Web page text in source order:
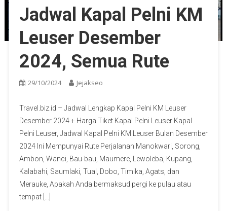
Jadwal Kapal Pelni KM
Leuser Desember
2024, Semua Rute
29/10/2024 Jejakseo
Travel.biz.id – Jadwal Lengkap Kapal Pelni KM Leuser
Desember 2024 + Harga Tiket Kapal Pelni Leuser Kapal
Pelni Leuser, Jadwal Kapal Pelni KM Leuser Bulan Desember
2024 Ini Mempunyai Rute Perjalanan Manokwari, Sorong,
Ambon, Wanci, Bau-bau, Maumere, Lewoleba, Kupang,
Kalabahi, Saumlaki, Tual, Dobo, Timika, Agats, dan
Merauke, Apakah Anda bermaksud pergi ke pulau atau
tempat […]